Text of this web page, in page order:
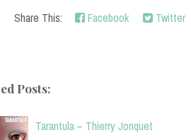
Share This: Facebook Twitter
Posts:
Tarantula – Thierry Jonquet